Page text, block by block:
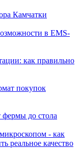
Камчатки
в EMS-
как правильно
покупок
до стола
- как
реальное качество